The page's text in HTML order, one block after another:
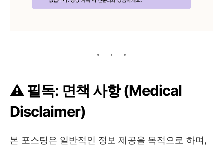
⚠️ 필독: 면책 사항 (Medical
Disclaimer)
본 포스팅은 일반적인 정보 제공을 목적으로 하며,